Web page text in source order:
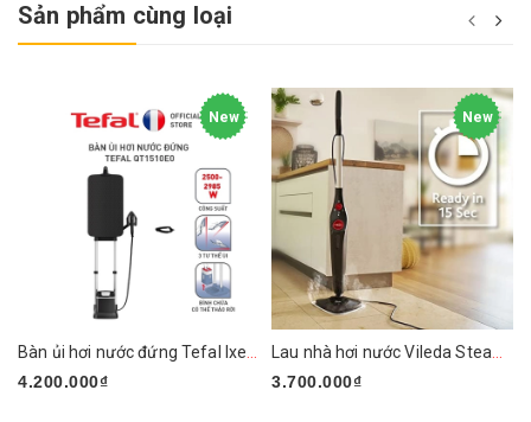
Sản phẩm cùng loại
New
4.200.000₫
New
3.700.000₫